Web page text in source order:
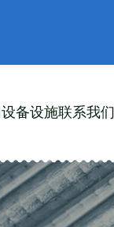
设备设施联系我们